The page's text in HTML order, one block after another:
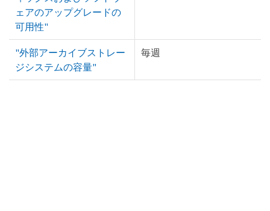
ェアのアップグレードの
可用性"
"外部アーカイブストレー
ジシステムの容量"
毎週